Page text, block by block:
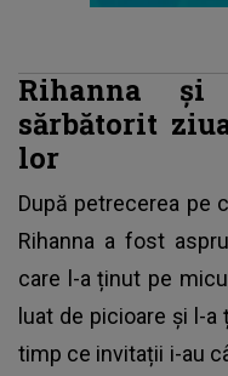
Rihanna
sărbătorit
lor
După petrecerea pe
Rihanna a fost
care l-a ținut pe
luat de picioare și l-
timp ce invitații i-au